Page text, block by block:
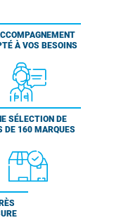
À VOS BESOINS
SÉLECTION DE
DE 160 MARQUES